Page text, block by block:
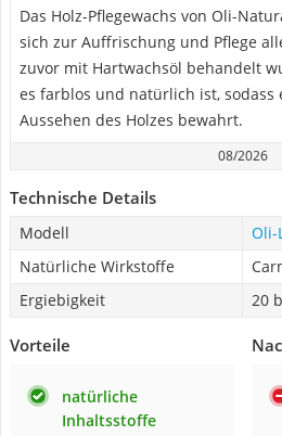
Das Holz-Pflegewachs von Oli-
sich zur Auffrischung und Pflege
zuvor mit Hartwachsöl behandelt
es farblos und natürlich ist, sodass
Aussehen des Holzes bewahrt.
08/2026
Technische Details
Modell
Oli-
Natürliche Wirkstoffe
Ergiebigkeit
20
Vorteile
natürliche
Inhaltsstoffe